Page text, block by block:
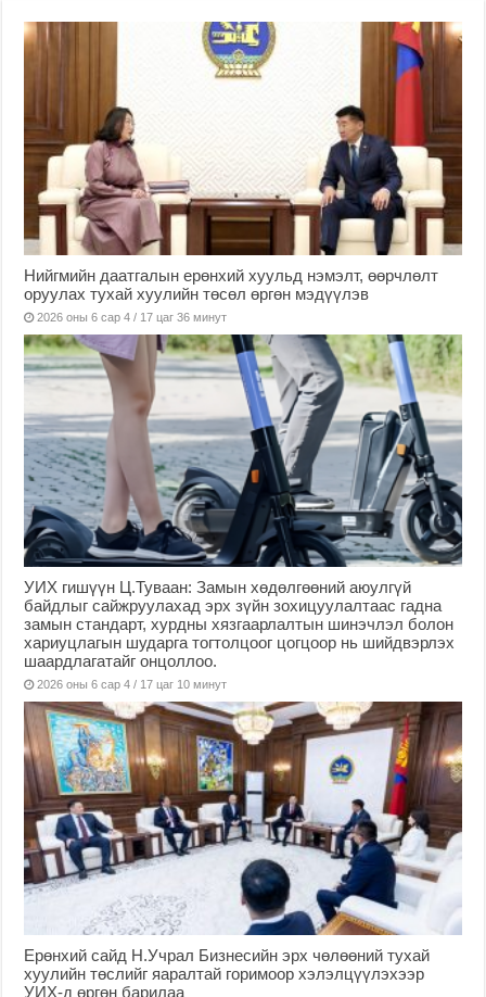
Нийгмийн даатгалын ерөнхий хуульд нэмэлт, өөрчлөлт
оруулах тухай хуулийн төсөл өргөн мэдүүлэв
2026 оны 6 сар 4 / 17 цаг 36 минут
УИХ гишүүн Ц.Туваан: Замын хөдөлгөөний аюулгүй
байдлыг сайжруулахад эрх зүйн зохицуулалтаас гадна
замын стандарт, хурдны хязгаарлалтын шинэчлэл болон
хариуцлагын шударга тогтолцоог цогцоор нь шийдвэрлэх
шаардлагатайг онцоллоо.
2026 оны 6 сар 4 / 17 цаг 10 минут
Ерөнхий сайд Н.Учрал Бизнесийн эрх чөлөөний тухай
хуулийн төслийг яаралтай горимоор хэлэлцүүлэхээр
УИХ-д өргөн барилаа